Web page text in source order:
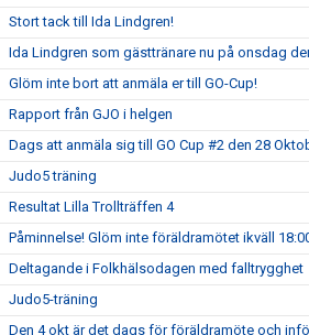
Stort tack till Ida Lindgren!
Ida Lindgren som gästtränare nu på onsdag
Glöm inte bort att anmäla er till GO-Cup!
Rapport från GJO i helgen
Dags att anmäla sig till GO Cup #2 den 28
Judo5 träning
Resultat Lilla Trollträffen 4
Påminnelse! Glöm inte föräldramötet ikväll
Deltagande i Folkhälsodagen med falltrygghet
Judo5-träning
Den 4 okt är det dags för föräldramöte och